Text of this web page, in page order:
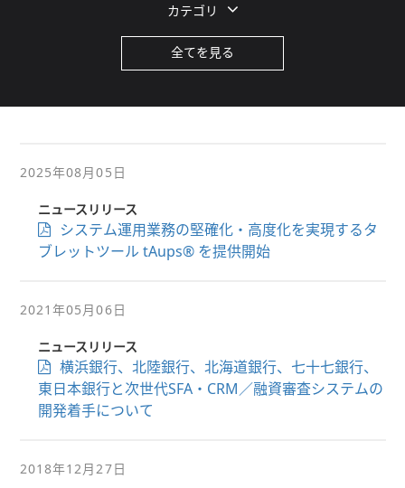
カテゴリ
全てを見る
2025年08月05日
ニュースリリース
システム運用業務の堅確化・高度化を実現するタ
ブレットツール tAups® を提供開始
2021年05月06日
ニュースリリース
横浜銀行、北陸銀行、北海道銀行、七十七銀行、
東日本銀行と次世代SFA・CRM／融資審査システムの
開発着手について
2018年12月27日